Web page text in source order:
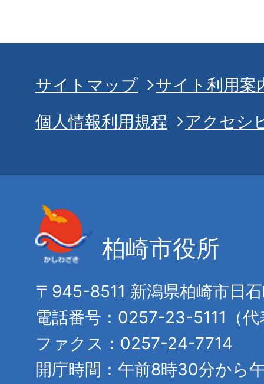
サイトマップ
サイト利用案
個人情報利用規程
アクセシ
柏崎市役所
〒945-8511 新潟県柏崎市日
電話番号：0257-23-5111（代
ファクス：0257-24-7714
開庁時間：午前8時30分から